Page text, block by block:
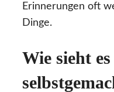
Erinnerungen oft
Dinge.
Wie sieht